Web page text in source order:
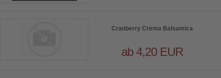
Cranberry Crema Balsamica
ab 4,20 EUR